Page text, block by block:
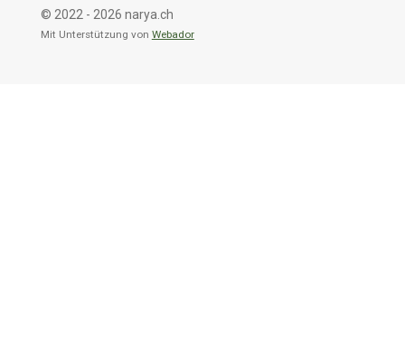
© 2022 - 2026 narya.ch
Mit Unterstützung von Webador